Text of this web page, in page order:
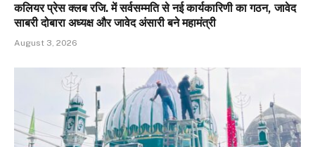
कलियर प्रेस क्लब रजि. में सर्वसम्मति से नई कार्यकारिणी का गठन, जावेद
साबरी दोबारा अध्यक्ष और जावेद अंसारी बने महामंत्री
August 3, 2026